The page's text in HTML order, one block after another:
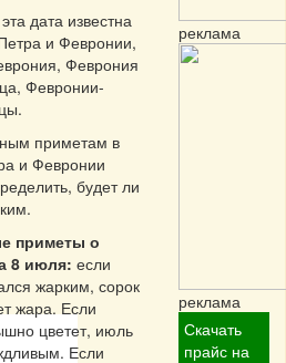
дата известна
и Февронии,
Феврония
Февронии-
приметам в
и Февронии
будет ли
приметы о
8 июля: если
жарким, сорок
жара. Если
цветет, июль
Если
реклама
реклама
Скачать
прайс на